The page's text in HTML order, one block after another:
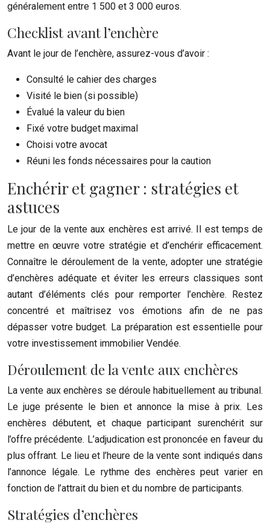
généralement entre 1 500 et 3 000 euros.
Checklist avant l’enchère
Avant le jour de l’enchère, assurez-vous d’avoir :
Consulté le cahier des charges
Visité le bien (si possible)
Évalué la valeur du bien
Fixé votre budget maximal
Choisi votre avocat
Réuni les fonds nécessaires pour la caution
Enchérir et gagner : stratégies et
astuces
Le jour de la vente aux enchères est arrivé. Il est temps de
mettre en œuvre votre stratégie et d’enchérir efficacement.
Connaître le déroulement de la vente, adopter une stratégie
d’enchères adéquate et éviter les erreurs classiques sont
autant d’éléments clés pour remporter l’enchère. Restez
concentré et maîtrisez vos émotions afin de ne pas
dépasser votre budget. La préparation est essentielle pour
votre investissement immobilier Vendée.
Déroulement de la vente aux enchères
La vente aux enchères se déroule habituellement au tribunal.
Le juge présente le bien et annonce la mise à prix. Les
enchères débutent, et chaque participant surenchérit sur
l’offre précédente. L’adjudication est prononcée en faveur du
plus offrant. Le lieu et l’heure de la vente sont indiqués dans
l’annonce légale. Le rythme des enchères peut varier en
fonction de l’attrait du bien et du nombre de participants.
Stratégies d’enchères